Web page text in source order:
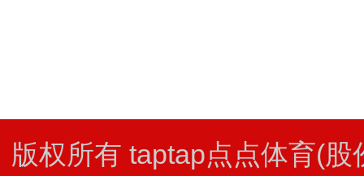
版权所有 taptap点点体育(